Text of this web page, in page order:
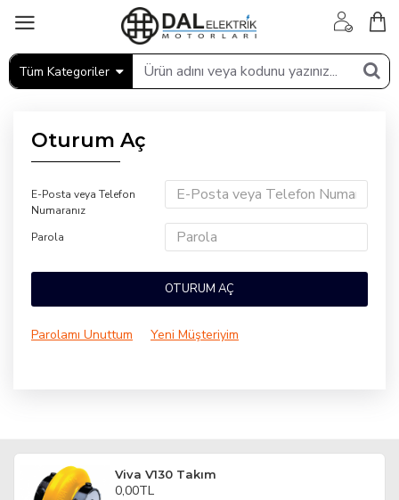
Tüm Kategoriler
Oturum Aç
E-Posta veya Telefon
Numaranız
Parola
OTURUM AÇ
Parolamı Unuttum Yeni Müşteriyim
Viva V130 Takım
0,00TL